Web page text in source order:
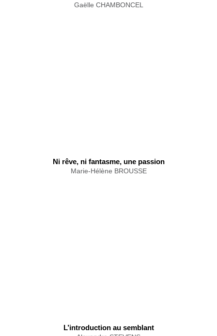
Gaëlle CHAMBONCEL
Ni rêve, ni fantasme, une passion
Marie-Hélène BROUSSE
L’introduction au semblant